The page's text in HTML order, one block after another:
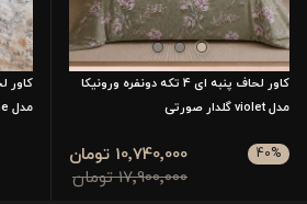
کاور لحاف پنبه ای 4 تکه دونفره ورونیکا
مدل violet گلدار صورتی
40%
17٬900٬000 تومان
10٬740٬000 تومان
مدل argemone گلدار